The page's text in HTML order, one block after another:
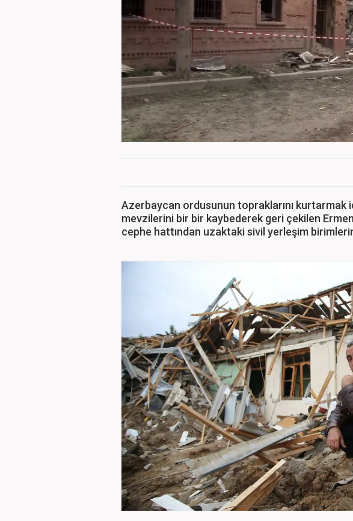
Azerbaycan ordusunun topraklarını kurtarmak
mevzilerini bir bir kaybederek geri çekilen
cephe hattından uzaktaki sivil yerleşim